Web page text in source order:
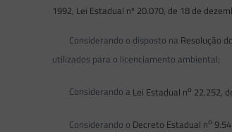
1992, Lei Estadual nº 20.070, de 18 de
Considerando o disposto na Resolução
utilizados para o licenciamento ambiental;
Considerando a Lei Estadual no 22.252,
Considerando o Decreto Estadual no